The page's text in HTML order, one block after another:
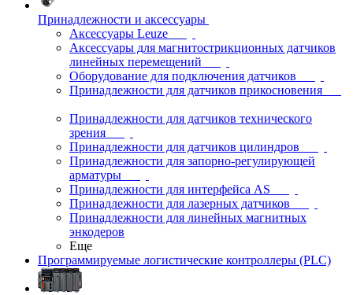
Принадлежности и аксессуары
Аксессуары Leuze
Аксессуары для магнитострикционных датчиков
линейных перемещений
Оборудование для подключения датчиков
Принадлежности для датчиков прикосновения
Принадлежности для датчиков технического
зрения
Принадлежности для датчиков цилиндров
Принадлежности для запорно-регулирующей
арматуры
Принадлежности для интерфейса AS
Принадлежности для лазерных датчиков
Принадлежности для линейных магнитных
энкодеров
Еще
Программируемые логистические контроллеры (PLC)